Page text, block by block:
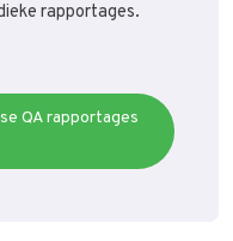
rapportages.
QA rapportages